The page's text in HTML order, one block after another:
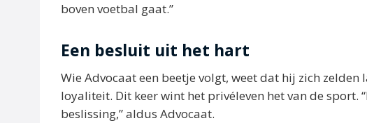
boven voetbal gaat.”
Een besluit uit het hart
Wie Advocaat een beetje volgt, weet dat hij zich
loyaliteit. Dit keer wint het privéleven het van de sport.
beslissing,” aldus Advocaat.